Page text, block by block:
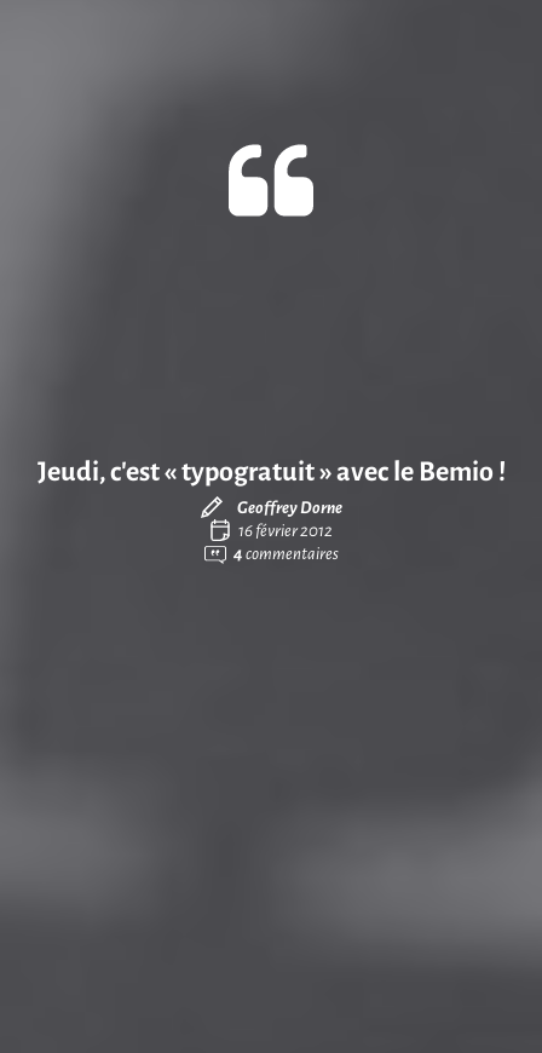
Jeudi, c’est « typogratuit » avec le Bemio !
Geoffrey Dorne
16 février 2012
4commentaires